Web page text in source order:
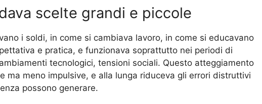
scelte grandi e piccole
i soldi, in come si cambiava lavoro, in come si educavano
e pratica, e funzionava soprattutto nei periodi di
tecnologici, tensioni sociali. Questo atteggiamento
ma meno impulsive, e alla lunga riduceva gli errori distruttivi
possono generare.